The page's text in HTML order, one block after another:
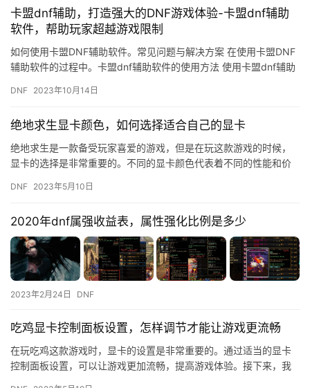
卡盟dnf辅助，打造强大的DNF游戏体验-卡盟dnf辅助
软件，帮助玩家超越游戏限制
如何使用卡盟DNF辅助软件。常见问题与解决方案 在使用卡盟DNF
辅助软件的过程中。卡盟dnf辅助软件的使用方法 使用卡盟dnf辅助
DNF 2023年10月14日
绝地求生显卡颜色，如何选择适合自己的显卡
绝地求生是一款备受玩家喜爱的游戏，但是在玩这款游戏的时候，
显卡的选择是非常重要的。不同的显卡颜色代表着不同的性能和价
色的…
DNF 2023年5月10日
2020年dnf属强收益表，属性强化比例是多少
2023年2月24日 DNF
吃鸡显卡控制面板设置，怎样调节才能让游戏更流畅
在玩吃鸡这款游戏时，显卡的设置是非常重要的。通过适当的显卡
控制面板设置，可以让游戏更加流畅，提高游戏体验。接下来，我